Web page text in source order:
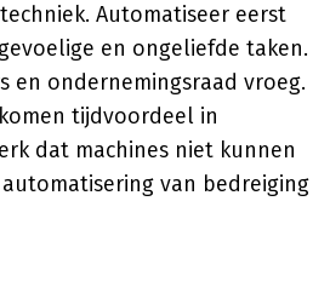
Automatiseer eerst
en ongeliefde taken.
en ondernemingsraad vroeg.
tijdvoordeel in
dat machines niet kunnen
van bedreiging